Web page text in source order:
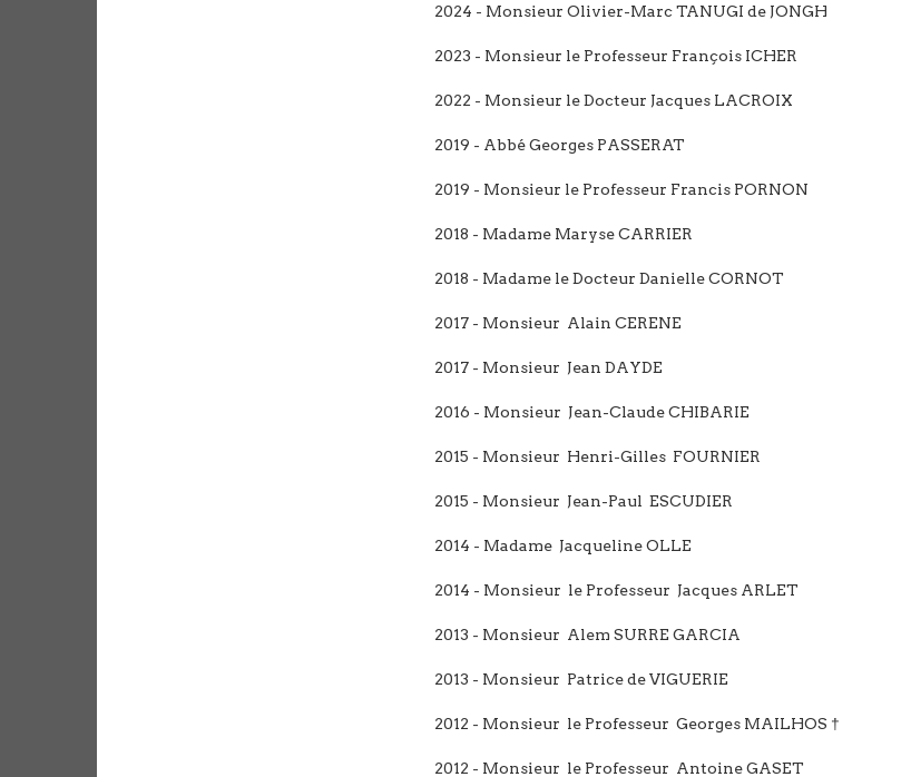
2024 - Monsieur Olivier-Marc TANUGI de JONGH
2023 - Monsieur le Professeur François ICHER
2022 - Monsieur le Docteur Jacques LACROIX
2019 - Abbé Georges PASSERAT
2019 - Monsieur le Professeur Francis PORNON
2018 - Madame Maryse CARRIER
2018 - Madame le Docteur Danielle CORNOT
2017 - Monsieur Alain CERENE
2017 - Monsieur Jean DAYDE
2016 - Monsieur Jean-Claude CHIBARIE
2015 - Monsieur Henri-Gilles FOURNIER
2015 - Monsieur Jean-Paul ESCUDIER
2014 - Madame Jacqueline OLLE
2014 - Monsieur le Professeur Jacques ARLET
2013 - Monsieur Alem SURRE GARCIA
2013 - Monsieur Patrice de VIGUERIE
2012 - Monsieur le Professeur Georges MAILHOS †
2012 - Monsieur le Professeur Antoine GASET